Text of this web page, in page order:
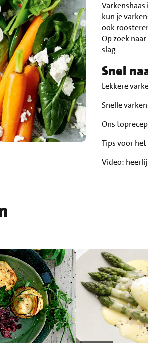
kun je
ook
Op zoek
slag
Snel
Lekkere
Snelle
Ons
Tips voor het
Video: